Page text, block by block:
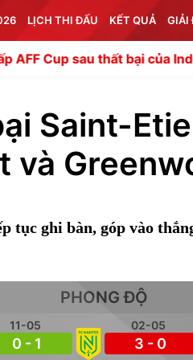
LỊCH THI ĐẤU KẾT QUẢ GIẢI
thất bại của Indonesia
Saint-
và
tục ghi bàn, góp vào
PHONG ĐỘ
11-05
0 - 1
02-05
3 - 0